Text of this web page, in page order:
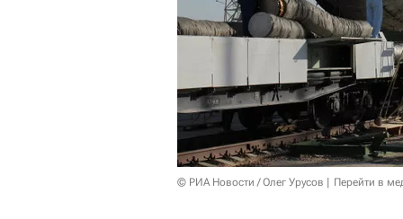
© РИА Новости / Олег Урусов Перейти в